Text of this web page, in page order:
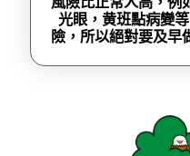
光眼，黄班點病變
險，所以絕對要及早